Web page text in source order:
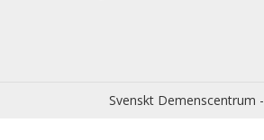
Svenskt Demenscentrum -